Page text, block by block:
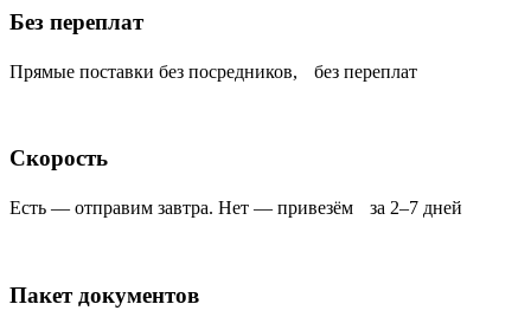
Без переплат
Прямые поставки без посредников, без переплат
Скорость
Есть — отправим завтра. Нет — привезём за 2–7 дней
Пакет документов